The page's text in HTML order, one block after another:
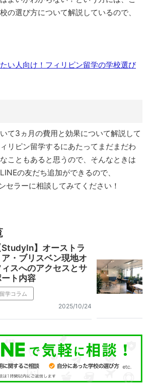
の選び方について解説しているので、
い人向け！フィリピン留学の学校選び
て3ヵ月の費用と効果について解説して
リピン留学するにあたってまだまだわ
こともあると思うので、そんなときは
の友だち追加ができるので、
セラーに相談してみてください！
StudyIn】オーストラ
ア・ブリスベン現地オ
ィスへのアクセスとサ
ト内容
留学コラム
2025/10/24